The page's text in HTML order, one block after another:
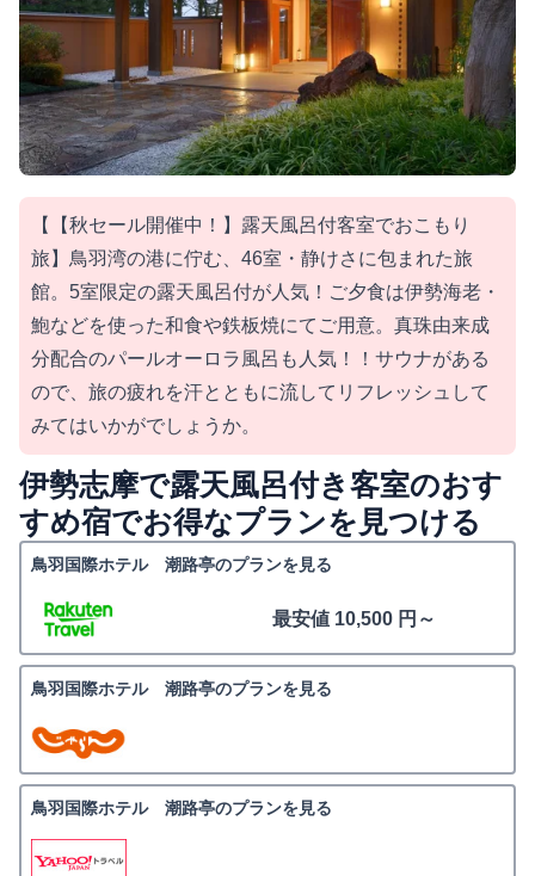
【【秋セール開催中！】露天風呂付客室でおこもり
旅】鳥羽湾の港に佇む、46室・静けさに包まれた旅
館。5室限定の露天風呂付が人気！ご夕食は伊勢海老・
鮑などを使った和食や鉄板焼にてご用意。真珠由来成
分配合のパールオーロラ風呂も人気！！サウナがある
ので、旅の疲れを汗とともに流してリフレッシュして
みてはいかがでしょうか。
伊勢志摩で露天風呂付き客室のおす
すめ宿でお得なプランを見つける
鳥羽国際ホテル 潮路亭のプランを見る
最安値 10,500 円～
鳥羽国際ホテル 潮路亭のプランを見る
鳥羽国際ホテル 潮路亭のプランを見る